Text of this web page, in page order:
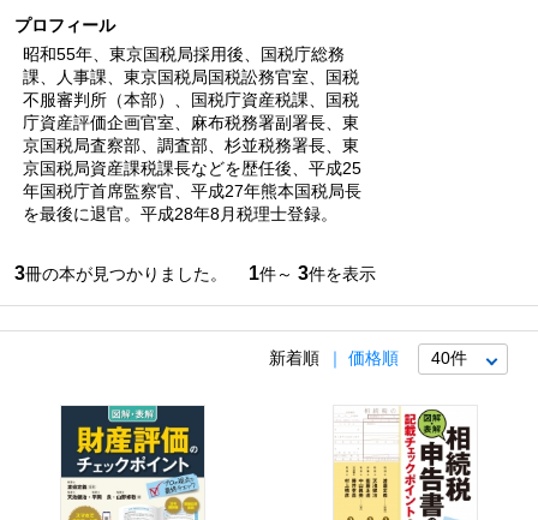
プロフィール
昭和55年、東京国税局採用後、国税庁総務
課、人事課、東京国税局国税訟務官室、国税
不服審判所（本部）、国税庁資産税課、国税
庁資産評価企画官室、麻布税務署副署長、東
京国税局査察部、調査部、杉並税務署長、東
京国税局資産課税課長などを歴任後、平成25
年国税庁首席監察官、平成27年熊本国税局長
を最後に退官。平成28年8月税理士登録。
3冊の本が見つかりました。 1件～ 3件を表示
新着順 価格順